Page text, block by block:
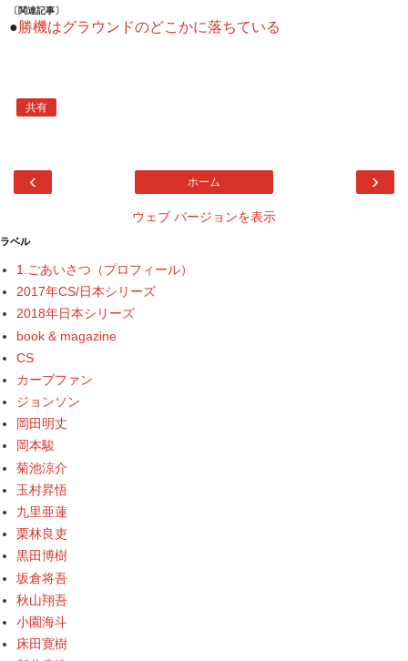
〔関連記事〕
●勝機はグラウンドのどこかに落ちている
共有
‹ ›
ホーム
ウェブ バージョンを表示
ラベル
1.ごあいさつ（プロフィール）
2017年CS/日本シリーズ
2018年日本シリーズ
book & magazine
CS
カープファン
ジョンソン
岡田明丈
岡本駿
菊池涼介
玉村昇悟
九里亜蓮
栗林良吏
黒田博樹
坂倉将吾
秋山翔吾
小園海斗
床田寛樹